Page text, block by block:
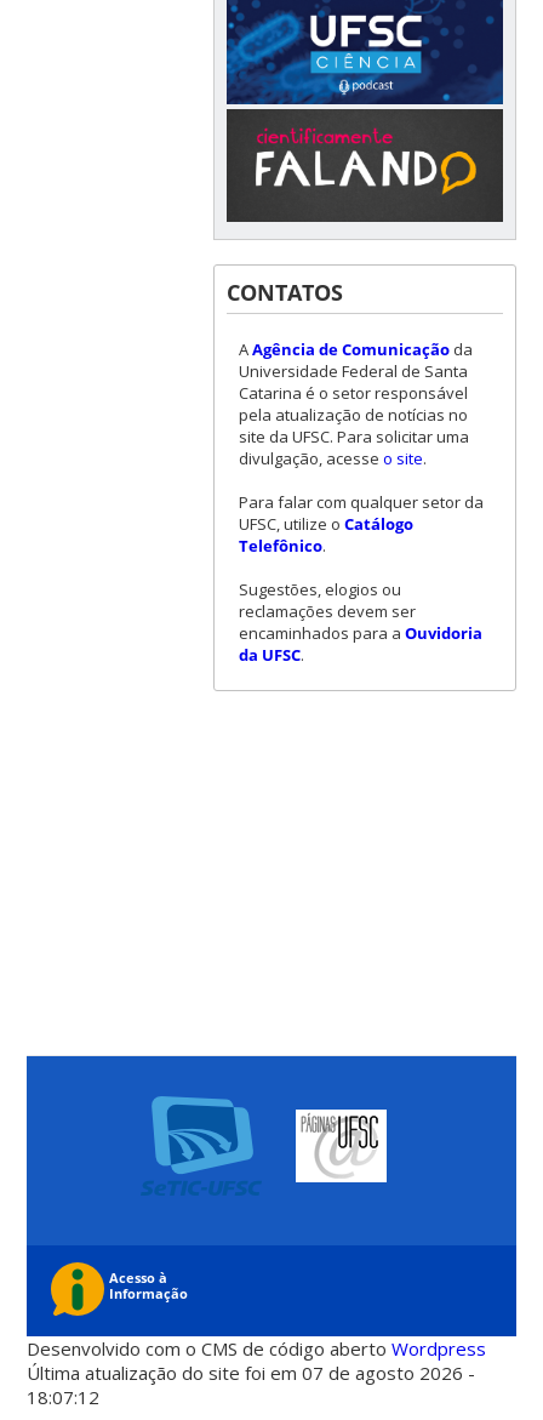
CONTATOS
AAgência de Comunicaçãoda
Universidade Federal de Santa
Catarina é o setor responsável
pela atualização de notícias no
site da UFSC. Para solicitar uma
divulgação, acesse o site.
Para falar com qualquer setor da
UFSC, utilize o Catálogo
Telefônico.
Sugestões, elogios ou
reclamações devem ser
encaminhados para a Ouvidoria
da UFSC.
Desenvolvido com o CMS de código abertoWordpress
Última atualização do site foi em 07 de agosto 2026 -
18:07:12